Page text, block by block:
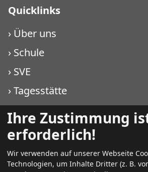
Quicklinks
› Über uns
› Schule
› SVE
›Tagesstätte
›WIKO KJF
› WIKO PMT
Ihre Zustimmung
erforderlich!
Wir verwenden auf unserer Webseite
Technologien, um Inhalte Dritter (z. B.